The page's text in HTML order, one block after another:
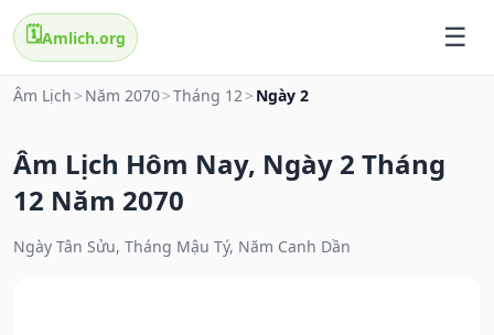
🗓️Amlich.org
Âm Lịch > Năm 2070>Tháng 12> Ngày 2
Âm Lịch Hôm Nay, Ngày 2 Tháng
12 Năm 2070
Ngày Tân Sửu, Tháng Mậu Tý, Năm Canh Dần